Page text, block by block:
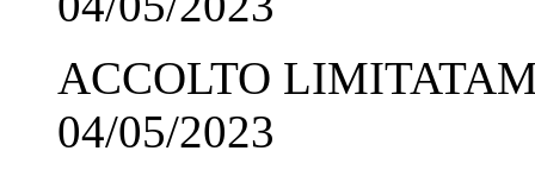
ACCOLTO
04/05/2023